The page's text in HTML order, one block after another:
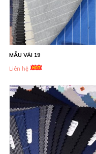
MẪU VẢI 19
Liên hệ